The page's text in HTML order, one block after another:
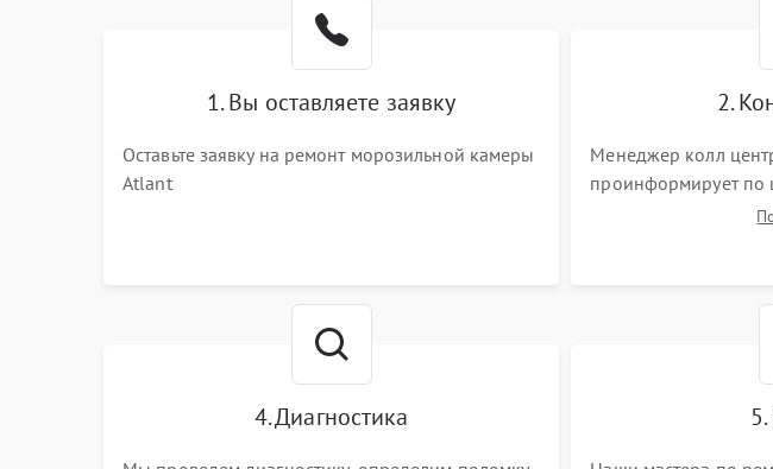
1. Вы оставляете заявку
Оставьте заявку на ремонт морозильной камеры
Atlant
2.
Менеджер колл
проинформирует по
морозильной
4. Диагностика